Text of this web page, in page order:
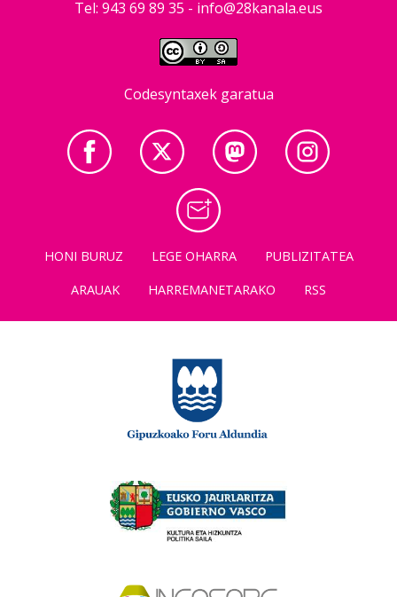
Tel: 943 69 89 35 - info@28kanala.eus
Codesyntaxek garatua
HONI BURUZ LEGE OHARRA
PUBLIZITATEA
ARAUAK
HARREMANETARAKO RSS